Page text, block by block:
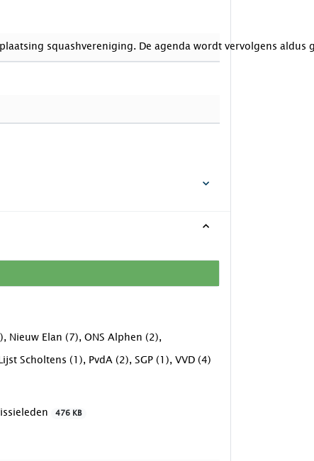
squashvereniging. De agenda wordt vervolgens aldus
Nieuw Elan (7), ONS Alphen (2),
Scholtens (1), PvdA (2), SGP (1), VVD (4)
476 KB